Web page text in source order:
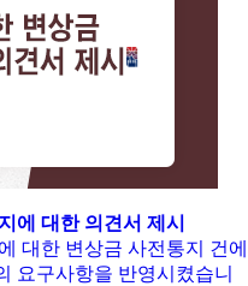
에 대한 의견서 제시
대한 변상금 사전통지 건에
요구사항을 반영시켰습니